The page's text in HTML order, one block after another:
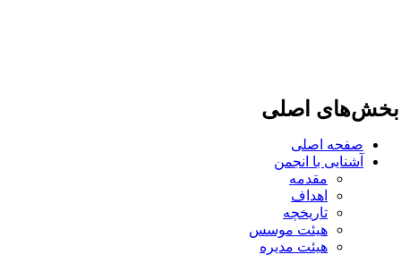
اصلی
صفحه اصلی
آشنایی با انجمن
مقدمه
اهداف
تاریخچه
هیئت موسس
هیئت مدیره